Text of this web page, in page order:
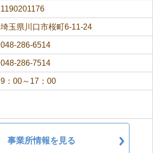
1190201176
埼玉県川口市桜町6-11-24
048-286-6514
048-286-7514
9：00～17：00
事業所情報を見る